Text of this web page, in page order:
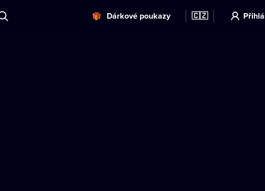
Dárkové poukazy 🇨🇿